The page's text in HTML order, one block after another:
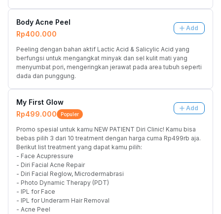
Body Acne Peel
Rp400.000
Add
Peeling dengan bahan aktif Lactic Acid & Salicylic Acid yang
berfungsi untuk mengangkat minyak dan sel kulit mati yang
menyumbat pori, mengeringkan jerawat pada area tubuh seperti
dada dan punggung.
My First Glow
Rp499.000
Populer
Add
Promo spesial untuk kamu NEW PATIENT Diri Clinic! Kamu bisa
bebas pilih 3 dari 10 treatment dengan harga cuma Rp499rb aja.
Berikut list treatment yang dapat kamu pilih:
- Face Acupressure
- Diri Facial Acne Repair
- Diri Facial Reglow, Microdermabrasi
- Photo Dynamic Therapy (PDT)
- IPL for Face
- IPL for Underarm Hair Removal
- Acne Peel